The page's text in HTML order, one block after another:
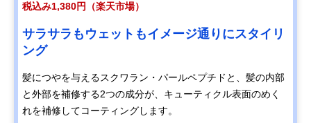
税込み1,380円（楽天市場）
サラサラもウェットもイメージ通りにスタイリ
ング
髪につやを与えるスクワラン・パールペプチドと、髪の内部
と外部を補修する2つの成分が、キューティクル表面のめく
れを補修してコーティングします。